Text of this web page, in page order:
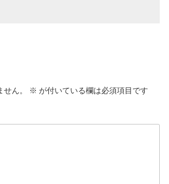
ん。 ※ が付いている欄は必須項目です